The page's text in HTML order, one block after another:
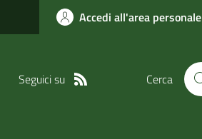
Accedi all'area personale
Seguici su Cerca